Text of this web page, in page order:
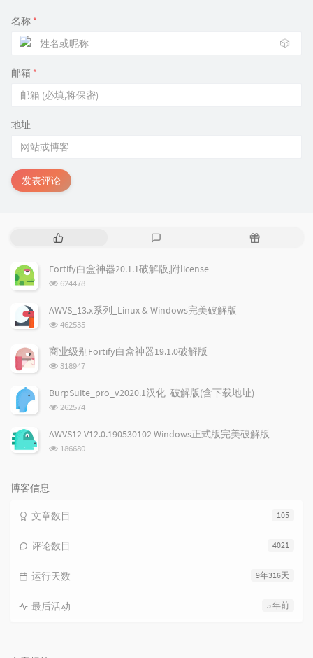
名称 *
🎲
邮箱 *
地址
发表评论
热
文
章
评
论
随
Fortify白盒神器20.1.1破解版,附license
浏
次
624478
AWVS_13.x系列_Linux & Windows完美破解版
浏
次
462535
商业级别Fortify白盒神器19.1.0破解版
浏
次
数:
318947
BurpSuite_pro_v2020.1汉化+破解版(含下载地址)
浏
次
262574
AWVS12 V12.0.190530102 Windows正式版完美破解版
浏
186680
博客信息
105
文章数目
4021
评论数目
9年316天
运行天数
5 年前
最后活动